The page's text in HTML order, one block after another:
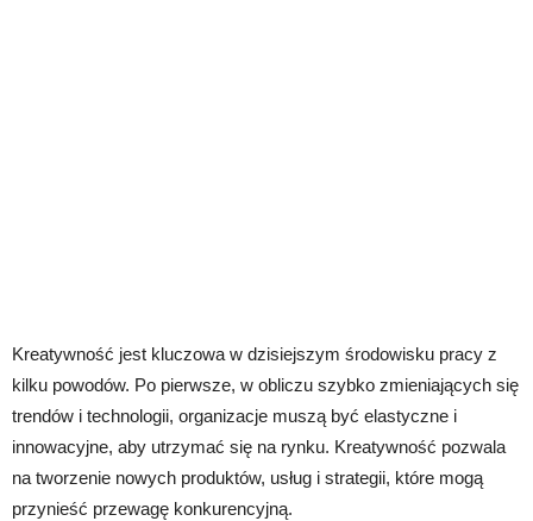
Kreatywność jest kluczowa w dzisiejszym środowisku pracy z
kilku powodów. Po pierwsze, w obliczu szybko zmieniających się
trendów i technologii, organizacje muszą być elastyczne i
innowacyjne, aby utrzymać się na rynku. Kreatywność pozwala
na tworzenie nowych produktów, usług i strategii, które mogą
przynieść przewagę konkurencyjną.